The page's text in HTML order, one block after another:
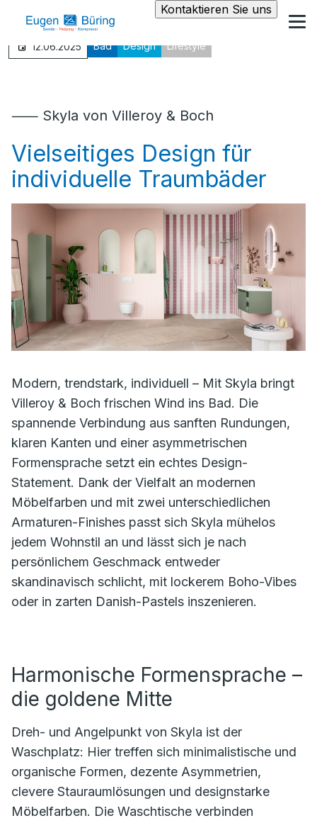
Kontaktieren Sie uns
12.06.2025 Bad Design Lifestyle
⸺ Skyla von Villeroy & Boch
Vielseitiges Design für
individuelle Traumbäder
Modern, trendstark, individuell – Mit Skyla bringt
Villeroy & Boch frischen Wind ins Bad. Die
spannende Verbindung aus sanften Rundungen,
klaren Kanten und einer asymmetrischen
Formensprache setzt ein echtes Design-
Statement. Dank der Vielfalt an modernen
Möbelfarben und mit zwei unterschiedlichen
Armaturen-Finishes passt sich Skyla mühelos
jedem Wohnstil an und lässt sich je nach
persönlichem Geschmack entweder
skandinavisch schlicht, mit lockerem Boho-Vibes
oder in zarten Danish-Pastels inszenieren.
Harmonische Formensprache –
die goldene Mitte
Dreh- und Angelpunkt von Skyla ist der
Waschplatz: Hier treffen sich minimalistische und
organische Formen, dezente Asymmetrien,
clevere Stauraumlösungen und designstarke
Möbelfarben. Die Waschtische verbinden